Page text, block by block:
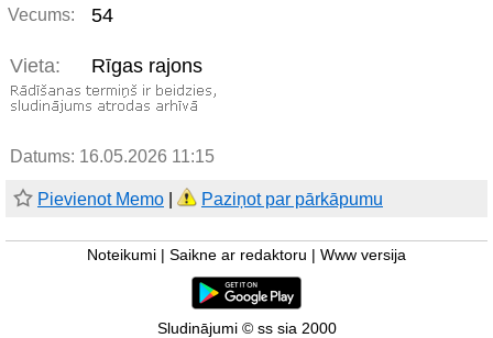
Vecums: 54
Vieta: Rīgas rajons
Datums: 16.05.2026 11:15
Pievienot Memo Paziņot par pārkāpumu
Noteikumi Saikne ar redaktoru Www versija
Sludinājumi © ss sia 2000